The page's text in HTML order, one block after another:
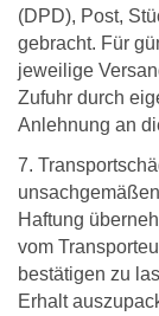
(DPD), Post,
gebracht. Für
jeweilige
Zufuhr durch
Anlehnung an
7.
Haftung
vom
bestätigen zu
Erhalt